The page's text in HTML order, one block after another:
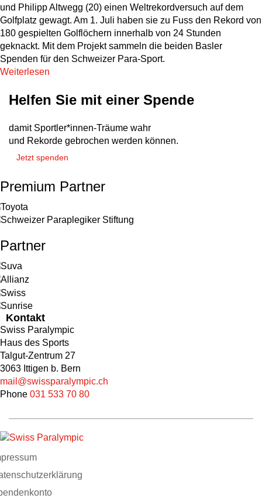
und Philipp Altwegg (20) einen Weltrekordversuch auf dem
Golfplatz gewagt. Am 1. Juli haben sie zu Fuss den Rekord von
180 gespielten Golflöchern innerhalb von 24 Stunden
geknackt. Mit dem Projekt sammeln die beiden Basler
Spenden für den Schweizer Para-Sport.
Weiterlesen
Helfen Sie mit einer Spende
damit Sportler*innen-Träume wahr
und Rekorde gebrochen werden können.
Jetzt spenden
Premium Partner
Partner
Kontakt
Swiss Paralympic
Haus des Sports
Talgut-Zentrum 27
3063 Ittigen b. Bern
mail@swissparalympic.ch
Phone 031 533 70 80